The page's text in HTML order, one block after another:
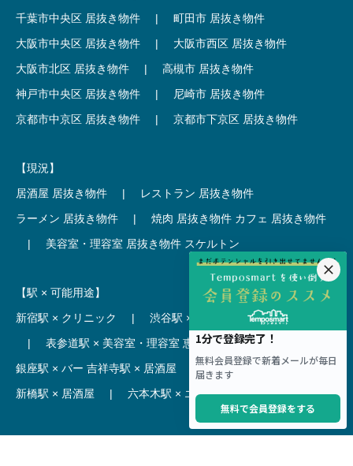
千葉市中央区 居抜き物件
|
町田市 居抜き物件
大阪市中央区 居抜き物件
|
大阪市西区 居抜き物件
大阪市北区 居抜き物件
|
高槻市 居抜き物件
神戸市中央区 居抜き物件
|
尼崎市 居抜き物件
京都市中京区 居抜き物件
| 京都市下京区 居抜き物件
【現況】
居酒屋 居抜き物件
|
レストラン 居抜き物件
ラーメン 居抜き物件
| 焼肉 居抜き物件 カフェ 居抜き物件
|
美容室・理容室 居抜き物件 スケルトン
【駅 × 可能用途】
新宿駅 × クリニック
| 渋谷駅 × カフェ
池袋駅 × ラーメン
|
表参道駅 × 美容室・理容室 恵比寿駅 × レストラン
銀座駅 × バー 吉祥寺駅 × 居酒屋
麻布十番駅 × レストラン
新橋駅 × 居酒屋
| 六本木駅 × エステ・マッサージ・サロン